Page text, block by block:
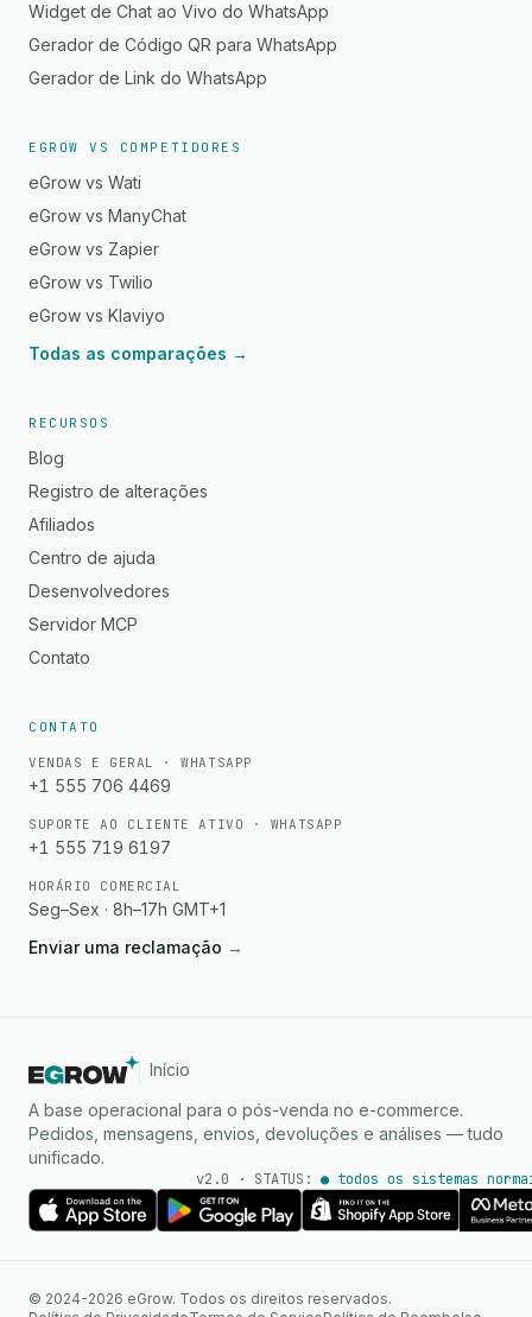
Widget de Chat ao Vivo do WhatsApp
Gerador de Código QR para WhatsApp
Gerador de Link do WhatsApp
EGROW VS COMPETIDORES
eGrow vs Wati
eGrow vs ManyChat
eGrow vs Zapier
eGrow vs Twilio
eGrow vs Klaviyo
Todas as comparações →
RECURSOS
Blog
Registro de alterações
Afiliados
Centro de ajuda
Desenvolvedores
Servidor MCP
Contato
CONTATO
VENDAS E GERAL · WHATSAPP
+1 555 706 4469
SUPORTE AO CLIENTE ATIVO · WHATSAPP
+1 555 719 6197
HORÁRIO COMERCIAL
Seg–Sex · 8h–17h GMT+1
Enviar uma reclamação →
Início
A base operacional para o pós-venda no e-commerce.
Pedidos, mensagens, envios, devoluções e análises — tudo
unificado.
v2.0 · STATUS: ● todos os sistemas
© 2024-2026 eGrow. Todos os direitos reservados.
WhatsApp